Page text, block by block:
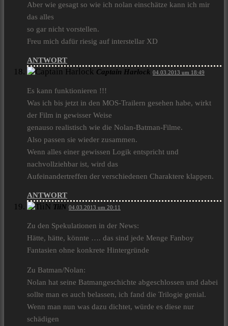
Aber wie gesagt so wie ich nolan einschätze kann ich mir
das alles
so gar nicht vorstellen.
Freu mich dafür riesig auf interstellar XD
ANTWORT
Captain Harlock 04.03.2013 um 18:49
Es kann funktionieren !!!
Was ich bis jetzt in den MOS-Trailern gesehen habe, wirkt
der Film in gewisser Weise
genauso realistisch wie die Nolan-Batman-Filme.
Also passen sie wieder zusammen.
Wenn alles einer gewissen Logik entspricht und
nachvollziehbar ist, wird das
Aufeinandertreffen der verschiedenen Charaktere klappen.
ANTWORT
TiiN 04.03.2013 um 20:11
Zu den Spekulationen in der News:
Hätte, hätte, könnte …. das sind jede Menge Fanboy
Fantasien ohne konkrete Hintergründe
Zu Batman/Nolan:
Nolan hat seine Batmangeschichte abgeschlossen und dabei
sollte man es auch belassen, ich fand die Trilogie genial.
Wenn man nun was dazu dichtet, würde es diese nur
schädigen